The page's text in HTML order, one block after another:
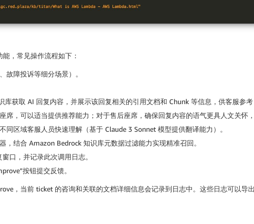
，常见操作流程如下：
故障投诉等细分场景）。
库获取 AI 回复内容，并展示该回复相关的引用文档和 Chunk 等信息，供客服参
，可以适当提供推荐能力；对于售后座席，确保回复内容的语气更具人文关怀
区域客服人员快速理解（基于 Claude 3 Sonnet 模型提供翻译能力）。
结合 Amazon Bedrock 知识库元数据过滤能力实现精准召回。
口，并记录此次调用日志。
按钮提交反馈。
，当前 ticket 的咨询和关联的文档详细信息会记录到日志中。这些日志可以导